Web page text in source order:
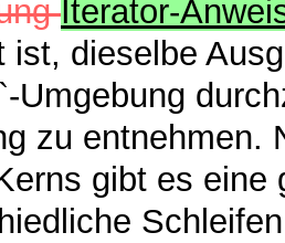
Iterator-
ist, dieselbe
Umgebung
zu entnehmen.
gibt es